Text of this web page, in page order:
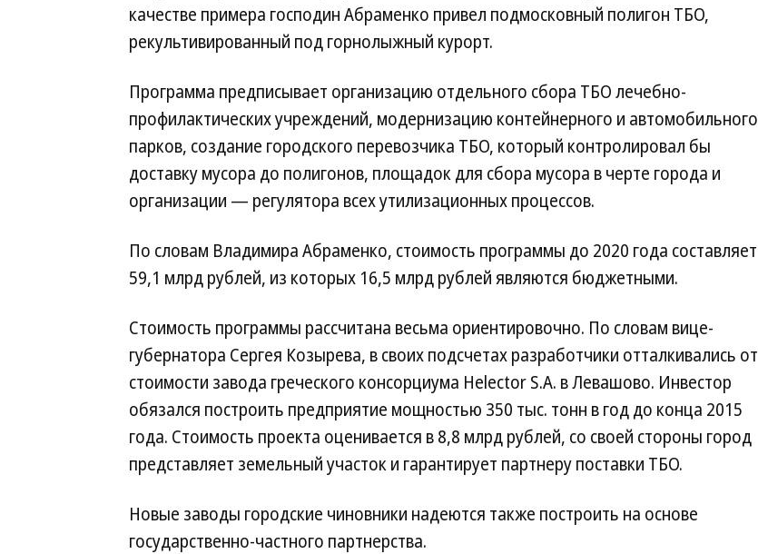
качестве примера господин Абраменко привел подмосковный полигон ТБО,
рекультивированный под горнолыжный курорт.
Программа предписывает организацию отдельного сбора ТБО лечебно-
профилактических учреждений, модернизацию контейнерного и автомобильного
парков, создание городского перевозчика ТБО, который контролировал бы
доставку мусора до полигонов, площадок для сбора мусора в черте города и
организации — регулятора всех утилизационных процессов.
По словам Владимира Абраменко, стоимость программы до 2020 года составляет
59,1 млрд рублей, из которых 16,5 млрд рублей являются бюджетными.
Стоимость программы рассчитана весьма ориентировочно. По словам вице-
губернатора Сергея Козырева, в своих подсчетах разработчики отталкивались от
стоимости завода греческого консорциума Helector S.A. в Левашово. Инвестор
обязался построить предприятие мощностью 350 тыс. тонн в год до конца 2015
года. Стоимость проекта оценивается в 8,8 млрд рублей, со своей стороны город
представляет земельный участок и гарантирует партнеру поставки ТБО.
Новые заводы городские чиновники надеются также построить на основе
государственно-частного партнерства.